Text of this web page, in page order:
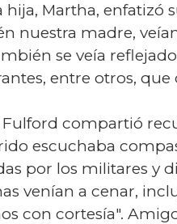
hija, Martha, enfatizó
nuestra madre,
se veía
entre otros,
Fulford compartió
escuchaba
por los militares y
venían a cenar,
con cortesía".